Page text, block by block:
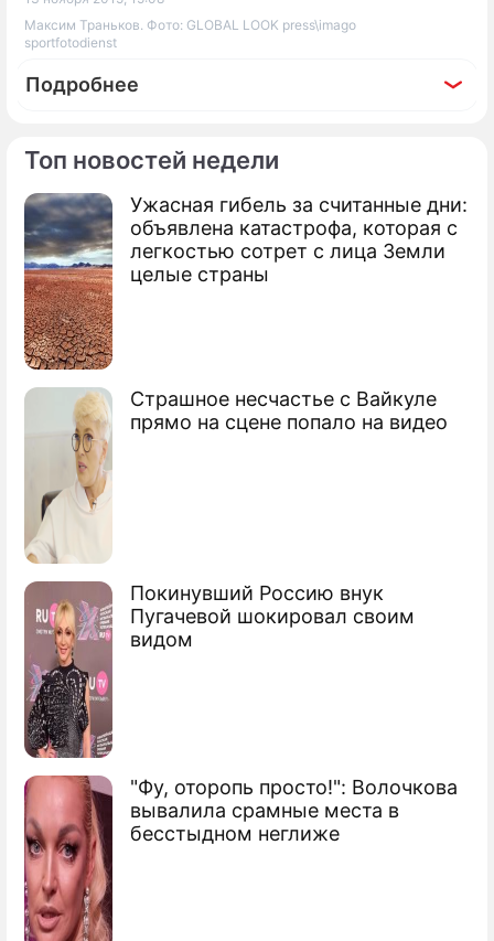
Топ новостей недели
Ужасная гибель за считанные дни:
объявлена катастрофа, которая с
легкостью сотрет с лица Земли
целые страны
Страшное несчастье с Вайкуле
прямо на сцене попало на видео
Покинувший Россию внук
Пугачевой шокировал своим
видом
"Фу, оторопь просто!": Волочкова
вывалила срамные места в
бесстыдном неглиже
Максим Траньков. Фото: GLOBAL LOOK press\imago
sportfotodienst
Подробнее
По теме
Продолжение: Липницкая
сбежала от тренера
Мутко о бойкоте Олимпиады в Рио
Россия введет уголовное наказание за
допинг
Президент МОК заступился за Россию
Что будет с российским спортом после
WADA
Сюжеты
Фигурное катание